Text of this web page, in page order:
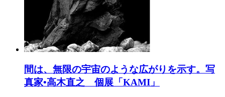
間は、無限の宇宙のような広がりを示す。写
真家•高木直之 個展「KAMI」